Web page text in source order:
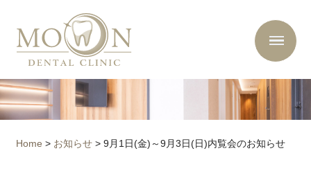
Home > お知らせ> 9月1日(金)～9月3日(日)内覧会のお知らせ